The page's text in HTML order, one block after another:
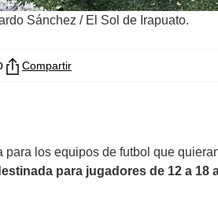
Sánchez / El Sol de Irapuato.
Compartir
para los equipos de futbol que
para jugadores de 12 a 18